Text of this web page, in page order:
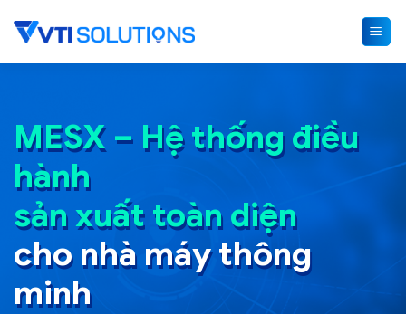
MESX – Hệ thống điều
hành
sản xuất toàn diện
cho nhà máy thông
minh